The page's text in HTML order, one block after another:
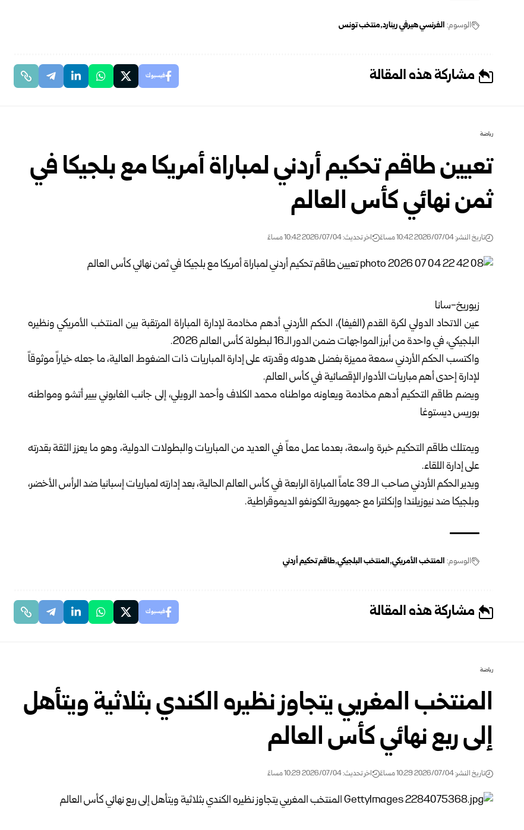
الوسوم: الفرنسي هيرفي رينارد منتخب تونس
مشاركة هذه المقالة فيسبوك
رياضة
تعيين طاقم تحكيم أردني لمباراة أمريكا مع بلجيكا في
ثمن نهائي كأس العالم
تاريخ النشر: 2026/07/04 10:42 مساءً اخر تحديث: 2026/07/04 10:42 مساءً
زيوريخ-سانا
عين الاتحاد الدولي لكرة القدم(الفيفا)، الحكم الأردني أدهم مخادمة لإدارة المباراة المرتقبة بين المنتخب الأمريكي ونظيره
البلجيكي، في واحدة من أبرز المواجهات ضمن الدور الـ16 لبطولة كأس العالم 2026.
واكتسب الحكم الأردني سمعة مميزة بفضل هدوئه وقدرته على إدارة المباريات ذات الضغوط العالية، ما جعله خياراً موثوقاً
لإدارة إحدى أهم مباريات الأدوار الإقصائية في كأس العالم.
ويضم طاقم التحكيم أدهم مخادمة ويعاونه مواطناه محمد الكلاف وأحمد الرويلي، إلى جانب الغابوني بيير أتشو ومواطنه
بوريس ديستوغا
ويمتلك طاقم التحكيم خبرة واسعة، بعدما عمل معاً في العديد من المباريات والبطولات الدولية، وهو ما يعزز الثقة بقدرته
على إدارة اللقاء.
ويدير الحكم الأردني صاحب الـ 39 عاماً المباراة الرابعة في كأس العالم الحالية، بعد إدارته لمباريات إسبانيا ضد الرأس الأخضر،
وبلجيكا ضد نيوزيلندا وإنكلترا مع جمهورية الكونغو الديموقراطية.
الوسوم: المنتخب الأمريكي المنتخب البلجيكي طاقم تحكيم أردني
مشاركة هذه المقالة فيسبوك
رياضة
المنتخب المغربي يتجاوز نظيره الكندي بثلاثية ويتأهل
إلى ربع نهائي كأس العالم
تاريخ النشر: 2026/07/04 10:29 مساءً اخر تحديث: 2026/07/04 10:29 مساءً